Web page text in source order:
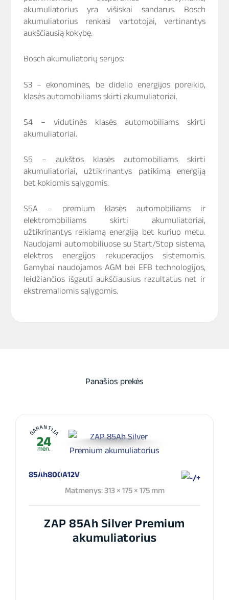
akumuliatorius yra višiskai sandarus. Bosch
akumuliatorius renkasi vartotojai, vertinantys
aukščiausią kokybę.
Bosch akumuliatorių serijos:
S3 – ekonominės, be didelio energijos poreikio,
klasės automobiliams skirti akumuliatoriai.
S4 – vidutinės klasės automobiliams skirti
akumuliatoriai.
S5 – aukštos klasės automobiliams skirti
akumuliatoriai, užtikrinantys patikimą energiją
bet kokiomis sąlygomis.
S5A – premium klasės automobiliams ir
elektromobiliams skirti akumuliatoriai,
užtikrinantys reikiamą energiją bet kuriuo metu.
Naudojami automobiliuose su Start/Stop sistema,
elektros energijos rekuperacijos sistemomis.
Gamybai naudojamos AGM bei EFB technologijos,
leidžiančios išgauti aukščiausius rezultatus net ir
ekstremaliomis sąlygomis.
Panašios prekės
GARANTIJA
24
mėn.
85Ah800A12V
Matmenys: 313 × 175 × 175 mm
ZAP 85Ah Silver Premium
akumuliatorius